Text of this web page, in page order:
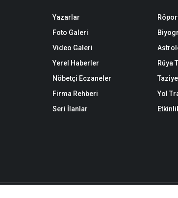
Yazarlar
Foto Galeri
Video Galeri
Yerel Haberler
Nöbetçi Eczaneler
Firma Rehberi
Seri İlanlar
Rüya
Yol